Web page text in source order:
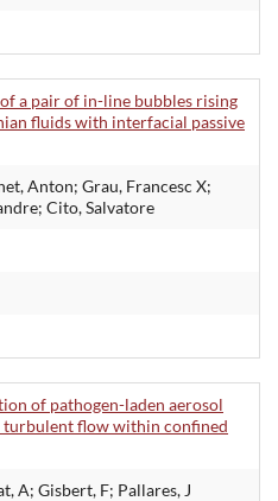
a pair of in-line bubbles rising
fluids with interfacial passive
Anton; Grau, Francesc X;
Cito, Salvatore
of pathogen-laden aerosol
flow within confined
A; Gisbert, F; Pallares, J